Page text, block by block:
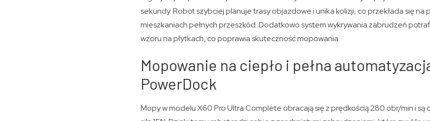
sekundy. Robot szybciej planuje trasy objazdowe i unika kolizji, co przekłada się na
mieszkaniach pełnych przeszkód. Dodatkowo system wykrywania zabrudzeń
wzoru na płytkach, co poprawia skuteczność mopowania.
Mopowanie na ciepło i pełna
PowerDock
Mopy w modelu X60 Pro Ultra Complete obracają się z prędkością 280 obr/min i są